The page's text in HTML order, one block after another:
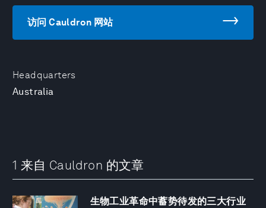
Headquarters
Australia
访问 Cauldron 网站
1 来自 Cauldron 的文章
生物工业革命中蓄势待发的三大行业